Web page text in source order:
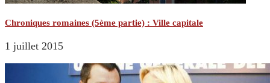
Chroniques romaines (5ème partie) : Ville capitale
1 juillet 2015